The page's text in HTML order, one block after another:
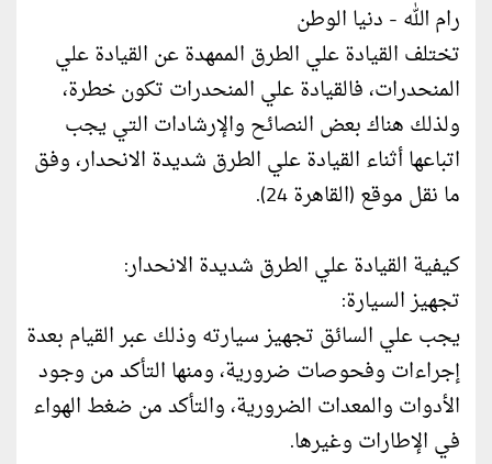
رام الله - دنيا الوطن
تختلف القيادة علي الطرق الممهدة عن القيادة علي
المنحدرات، فالقيادة علي المنحدرات تكون خطرة،
ولذلك هناك بعض النصائح والإرشادات التي يجب
اتباعها أثناء القيادة علي الطرق شديدة الانحدار، وفق
ما نقل موقع (القاهرة 24).
كيفية القيادة علي الطرق شديدة الانحدار:
تجهيز السيارة:
يجب علي السائق تجهيز سيارته وذلك عبر القيام بعدة
إجراءات وفحوصات ضرورية، ومنها التأكد من وجود
الأدوات والمعدات الضرورية، والتأكد من ضغط الهواء
في الإطارات وغيرها.